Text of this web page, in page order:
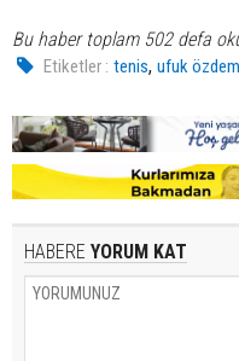
Bu haber toplam 502 defa
Etiketler : tenis,ufuk
HABERE YORUM KAT